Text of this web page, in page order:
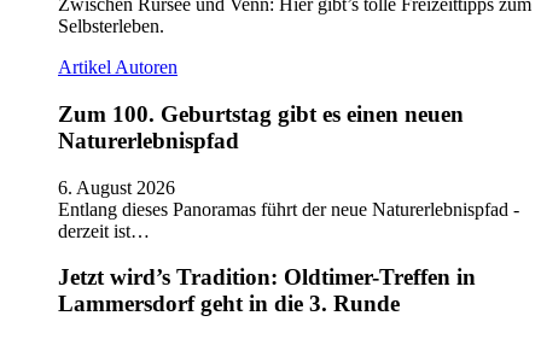
Zwischen Rursee und Venn: Hier gibt’s tolle Freizeittipps zum
Selbsterleben.
Artikel Autoren
Zum 100. Geburtstag gibt es einen neuen
Naturerlebnispfad
6. August 2026
Entlang dieses Panoramas führt der neue Naturerlebnispfad -
derzeit ist…
Jetzt wird’s Tradition: Oldtimer-Treffen in
Lammersdorf geht in die 3. Runde